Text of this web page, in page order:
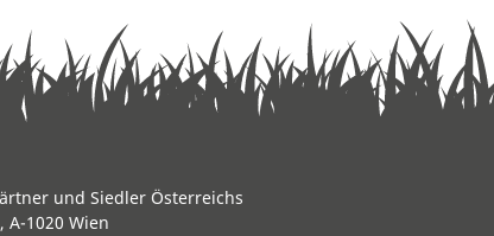
und Siedler Österreichs
A-1020 Wien